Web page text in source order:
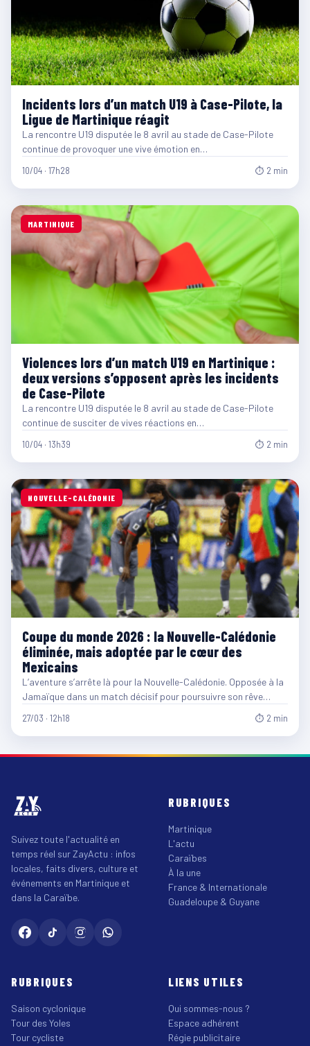
Incidents lors d’un match U19 à Case-Pilote, la
Ligue de Martinique réagit
La rencontre U19 disputée le 8 avril au stade de Case-Pilote
continue de provoquer une vive émotion en…
10/04 · 17h28 ⏱ 2 min
MARTINIQUE
Violences lors d’un match U19 en Martinique :
deux versions s’opposent après les incidents
de Case-Pilote
La rencontre U19 disputée le 8 avril au stade de Case-Pilote
continue de susciter de vives réactions en…
10/04 · 13h39 ⏱ 2 min
NOUVELLE-CALÉDONIE
Coupe du monde 2026 : la Nouvelle-Calédonie
éliminée, mais adoptée par le cœur des
Mexicains
L’aventure s’arrête là pour la Nouvelle-Calédonie. Opposée à la
Jamaïque dans un match décisif pour poursuivre son rêve…
27/03 · 12h18 ⏱ 2 min
Suivez toute l'actualité en
temps réel sur ZayActu : infos
locales, faits divers, culture et
événements en Martinique et
dans la Caraïbe.
RUBRIQUES
Martinique
L'actu
Caraïbes
À la une
France & Internationale
Guadeloupe & Guyane
RUBRIQUES
Saison cyclonique
Tour des Yoles
Tour cycliste
LIENS UTILES
Qui sommes-nous ?
Espace adhérent
Régie publicitaire